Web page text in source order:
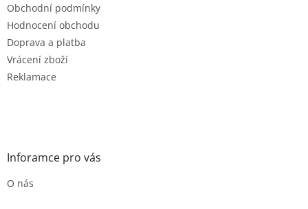
Obchodní podmínky
Hodnocení obchodu
Doprava a platba
Vrácení zboží
Reklamace
Inforamce pro vás
O nás